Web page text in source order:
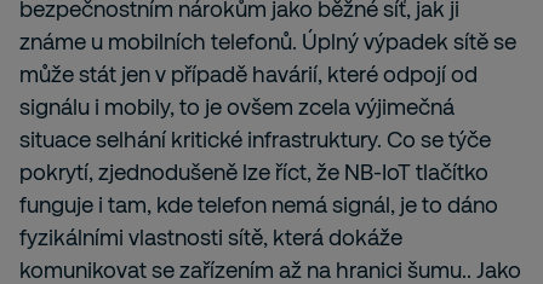
bezpečnostním nárokům jako běžné síť, jak ji
známe u mobilních telefonů. Úplný výpadek sítě se
může stát jen v případě havárií, které odpojí od
signálu i mobily, to je ovšem zcela výjimečná
situace selhání kritické infrastruktury. Co se týče
pokrytí, zjednodušeně lze říct, že NB-IoT tlačítko
funguje i tam, kde telefon nemá signál, je to dáno
fyzikálními vlastnosti sítě, která dokáže
komunikovat se zařízením až na hranici šumu.. Jako